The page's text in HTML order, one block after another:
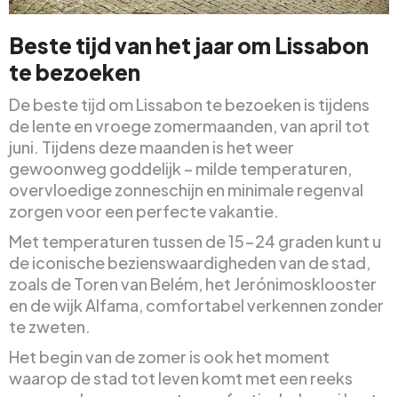
Beste tijd van het jaar om Lissabon
te bezoeken
De beste tijd om Lissabon te bezoeken is tijdens
de lente en vroege zomermaanden, van april tot
juni. Tijdens deze maanden is het weer
gewoonweg goddelijk – milde temperaturen,
overvloedige zonneschijn en minimale regenval
zorgen voor een perfecte vakantie.
Met temperaturen tussen de 15-24 graden kunt u
de iconische bezienswaardigheden van de stad,
zoals de Toren van Belém, het Jerónimosklooster
en de wijk Alfama, comfortabel verkennen zonder
te zweten.
Het begin van de zomer is ook het moment
waarop de stad tot leven komt met een reeks